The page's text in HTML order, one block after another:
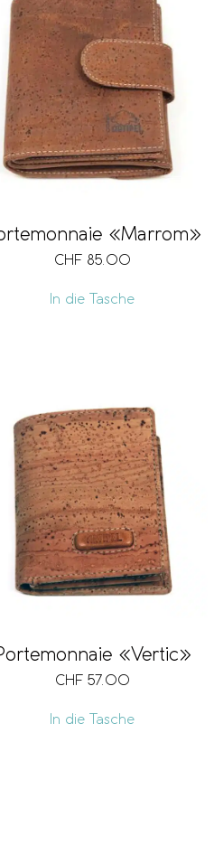
«Marrom»
CHF 85.00
In die Tasche
«Vertic»
CHF 57.00
In die Tasche